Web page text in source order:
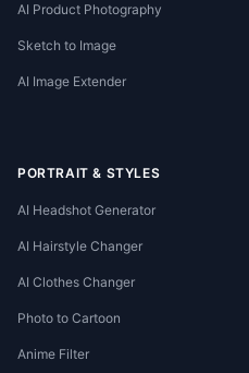
AI Product Photography
Sketch to Image
AI Image Extender
PORTRAIT & STYLES
AI Headshot Generator
AI Hairstyle Changer
AI Clothes Changer
Photo to Cartoon
Anime Filter